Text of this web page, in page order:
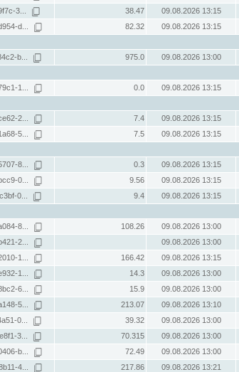
3... 38.47
09.08.2026 13:15
d... 82.32
09.08.2026 13:15
b... 975.0
09.08.2026 13:00
1... 0.0
09.08.2026 13:15
2... 7.4
09.08.2026 13:15
5... 7.5
09.08.2026 13:15
8... 0.3
09.08.2026 13:15
0... 9.56
09.08.2026 13:15
0... 9.4
09.08.2026 13:15
8... 108.26
09.08.2026 13:00
2...
09.08.2026 13:00
1... 166.42
09.08.2026 13:15
1... 14.3
09.08.2026 13:00
6... 15.9
09.08.2026 13:00
5... 213.07
09.08.2026 13:10
0... 39.32
09.08.2026 13:00
3... 70.315
09.08.2026 13:00
b... 72.49
09.08.2026 13:00
4... 217.86
09.08.2026 13:21